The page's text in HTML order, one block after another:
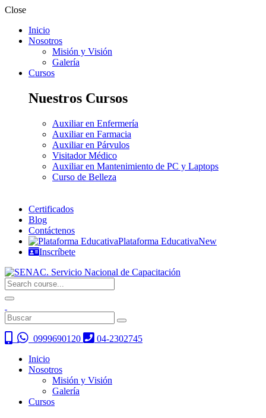
Close
Inicio
Nosotros
Misión y Visión
Galería
Cursos
Nuestros Cursos
Auxiliar en Enfermería
Auxiliar en Farmacia
Auxiliar en Párvulos
Visitador Médico
Auxiliar en Mantenimiento de PC y Laptops
Curso de Belleza
Certificados
Blog
Contáctenos
Plataforma EducativaNew
Inscríbete
0999690120
04-2302745
Inicio
Nosotros
Misión y Visión
Galería
Cursos